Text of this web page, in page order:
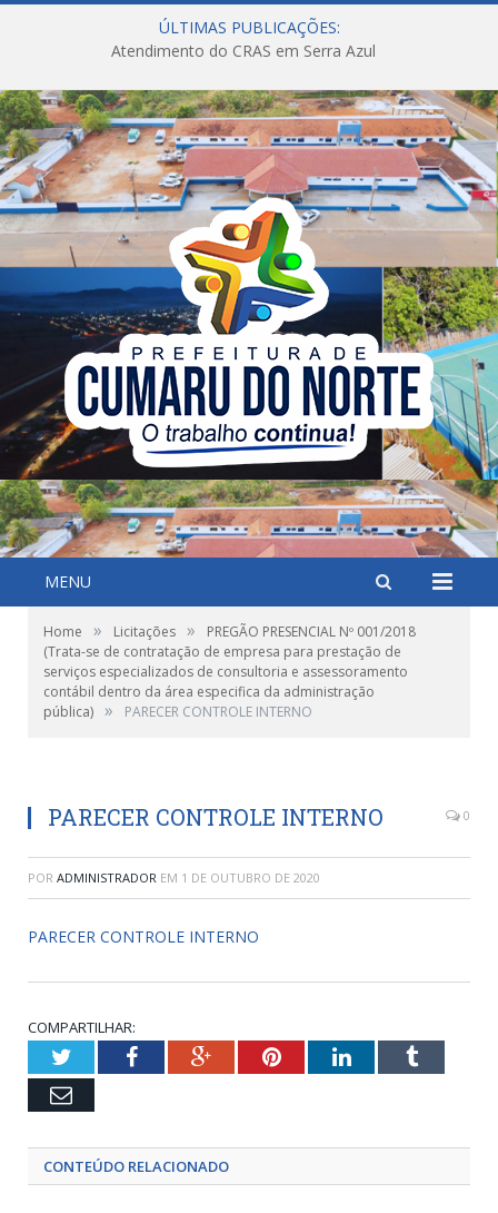
ÚLTIMAS PUBLICAÇÕES:
Atendimento do CRAS em Serra Azul
MENU
Home » Licitações »
PREGÃO PRESENCIAL Nº 001/2018
(Trata-se de contratação de empresa para prestação de
serviços especializados de consultoria e assessoramento
contábil dentro da área especifica da administração
pública) » PARECER CONTROLE INTERNO
PARECER CONTROLE INTERNO 0
POR ADMINISTRADOR EM 1 DE OUTUBRO DE 2020
PARECER CONTROLE INTERNO
COMPARTILHAR:
TwitterFacebookGoogle+PinterestLinkedInTumblr
Email
CONTEÚDO RELACIONADO